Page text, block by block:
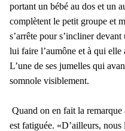
portant un bébé au dos et un
complètent le petit groupe et
s’arrête pour s’incliner
lui faire l’aumône et à qui elle
L’une de ses jumelles qui
somnole visiblement.
Quand on en fait la remarque
est fatiguée. «D’ailleurs,